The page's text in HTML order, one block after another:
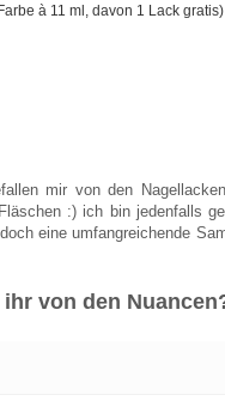
à 11 ml, davon 1 Lack
mir von den
:) ich bin jedenfalls
eine umfangreichende
ihr von den